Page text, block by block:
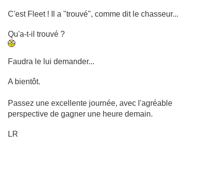
C'est Fleet ! Il a "trouvé", comme dit le chasseur...
Qu'a-t-il trouvé ?
Faudra le lui demander...
A bientôt.
Passez une excellente journée, avec l'agréable
perspective de gagner une heure demain.
LR